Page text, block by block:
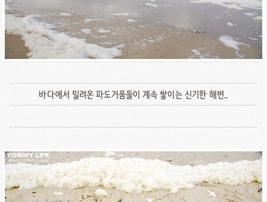
바다에서 밀려온 파도거품들이 계속 쌓이는 신기한 해변..